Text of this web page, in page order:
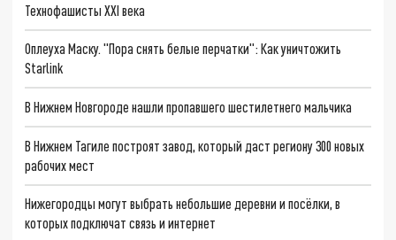
Технофашисты XXI века
Оплеуха Маску. "Пора снять белые перчатки": Как уничтожить
Starlink
В Нижнем Новгороде нашли пропавшего шестилетнего мальчика
В Нижнем Тагиле построят завод, который даст региону 300 новых
рабочих мест
Нижегородцы могут выбрать небольшие деревни и посёлки, в
которых подключат связь и интернет